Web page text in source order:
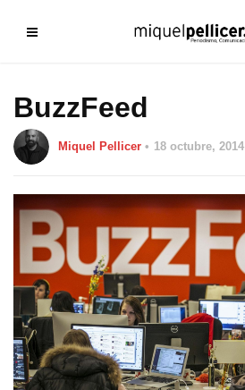
BuzzFeed
Miquel Pellicer 18 octubre, 2014